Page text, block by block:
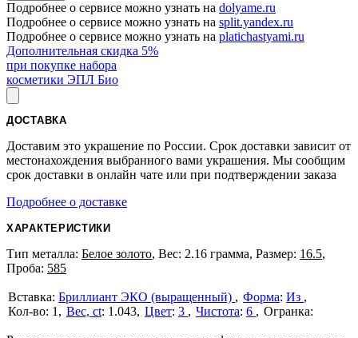
Подробнее о сервисе можно узнать на dolyame.ru
Подробнее о сервисе можно узнать на split.yandex.ru
Подробнее о сервисе можно узнать на platichastyami.ru
Дополнительная скидка 5%
при покупке набора
косметики ЭПЛ Био
ДОСТАВКА
Доставим это украшение по России. Срок доставки зависит от
местонахождения выбранного вами украшения. Мы сообщим
срок доставки в онлайн чате или при подтверждении заказа
Подробнее о доставке
ХАРАКТЕРИСТИКИ
Тип металла: Белое золото, Вес: 2.16 грамма, Размер: 16.5,
Проба: 585
Бриллиант ЭКО (выращенный) Форма: Из
1
Вес, ct: 1.043 Цвет: 3 Чистота: 6